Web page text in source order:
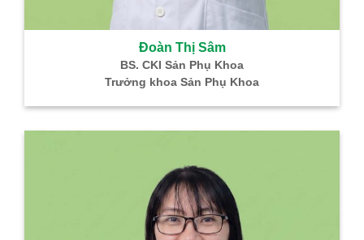
Đoàn Thị Sâm
BS. CKI Sản Phụ Khoa
Trưởng khoa Sản Phụ Khoa